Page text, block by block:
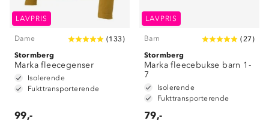
LAVPRIS
Dame (133)
Stormberg
Marka fleecegenser
Isolerende
Fukttransporterende
99,-
LAVPRIS
Barn (27)
Stormberg
Marka fleecebukse barn 1-
7
Isolerende
Fukttransporterende
79,-